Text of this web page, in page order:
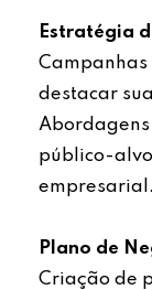
Estratégia
destacar
público-
empresarial.
Plano de
Criação de